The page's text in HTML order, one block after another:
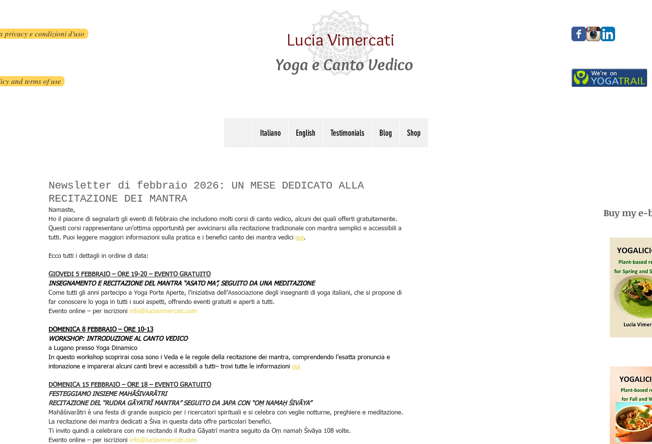
privacy e condizioni d'uso
and terms of use
Lucia Vimercati
Yoga e Canto Vedico
Italiano English Testimonials Blog Shop
Newsletter di febbraio 2026: UN MESE DEDICATO ALLA
RECITAZIONE DEI MANTRA
Namaste,
Ho il piacere di segnalarti gli eventi di febbraio che includono molti corsi di canto vedico, alcuni dei quali offerti gratuitamente.
Questi corsi rappresentano un’ottima opportunità per avvicinarsi alla recitazione tradizionale con mantra semplici e accessibili a
tutti. Puoi leggere maggiori informazioni sulla pratica e i benefici canto dei mantra vedici qui.
Ecco tutti i dettagli in ordine di data:
GIOVEDI 5 FEBBRAIO – ORE 19-20 – EVENTO GRATUITO
INSEGNAMENTO E RECITAZIONE DEL MANTRA “ASATO MA”, SEGUITO DA UNA MEDITAZIONE
Come tutti gli anni partecipo a Yoga Porte Aperte, l’iniziativa dell’Associazione degli insegnanti di yoga italiani, che si propone di
far conoscere lo yoga in tutti i suoi aspetti, offrendo eventi gratuiti e aperti a tutti.
Evento online – per iscrizioni info@luciavimercati.com
DOMENICA 8 FEBBRAIO – ORE 10-13
WORKSHOP: INTRODUZIONE AL CANTO VEDICO
a Lugano presso Yoga Dinamico
In questo workshop scoprirai cosa sono i Veda e le regole della recitazione dei mantra, comprendendo l’esatta pronuncia e
intonazione e imparerai alcuni canti brevi e accessibili a tutti– trovi tutte le informazioni qui
DOMENICA 15 FEBBRAIO – ORE 18 – EVENTO GRATUITO
FESTEGGIAMO INSIEME MAHĀŚIVARĀTRI
RECITAZIONE DEL “RUDRA GĀYATRĪ MANTRA” SEGUITO DA JAPA CON “OṂ NAMAḤ ŚIVĀYA”
Mahāśivarātri è una festa di grande auspicio per i ricercatori spirituali e si celebra con veglie notturne, preghiere e meditazione.
La recitazione dei mantra dedicati a Śiva in questa data offre particolari benefici.
Ti invito quindi a celebrare con me recitando il Rudra Gāyatrī mantra seguito da Oṃ namaḥ Śivāya 108 volte.
Evento online – per iscrizioni info@luciavimercati.com
Buy my e-